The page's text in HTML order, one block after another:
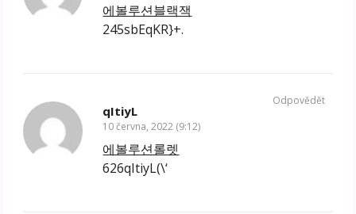
에볼루션블랙잭
245sbEqKR}+.
qItiyL
10 června, 2022 (9:12)
에볼루션롤렛
626qItiyL(\‘
Odpovědět